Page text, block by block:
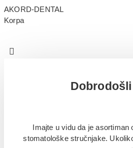
AKORD-DENTAL
Korpa
Dobrodošli
Imajte u vidu da je
stomatološke stručnjake.